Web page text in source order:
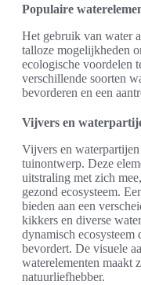
Populaire
Het gebruik van water
talloze mogelijkheden
ecologische voordelen
verschillende soorten
bevorderen en een
Vijvers en
Vijvers en
tuinontwerp. Deze
uitstraling met zich
gezond ecosysteem.
bieden aan een
kikkers en diverse
dynamisch
bevordert. De visuele
waterelementen maakt
natuurliefhebber.